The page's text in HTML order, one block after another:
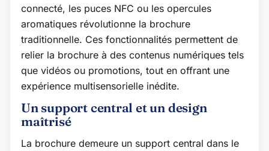
connecté, les puces NFC ou les opercules
aromatiques révolutionne la brochure
traditionnelle. Ces fonctionnalités permettent de
relier la brochure à des contenus numériques tels
que vidéos ou promotions, tout en offrant une
expérience multisensorielle inédite.
Un support central et un design
maîtrisé
La brochure demeure un support central dans le